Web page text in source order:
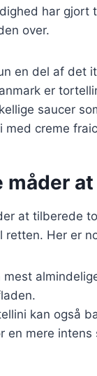
har
over.
en del af det
er
saucer
med creme
måder
at tilberede
retten. Her er
mest
kan også
en mere